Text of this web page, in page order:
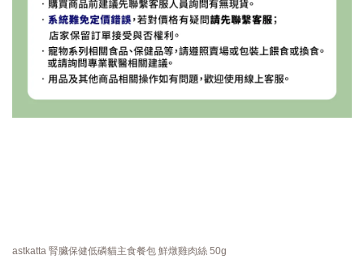
astkatta 腎臟保健低磷貓主食餐包 鮮燉雞肉絲 50g